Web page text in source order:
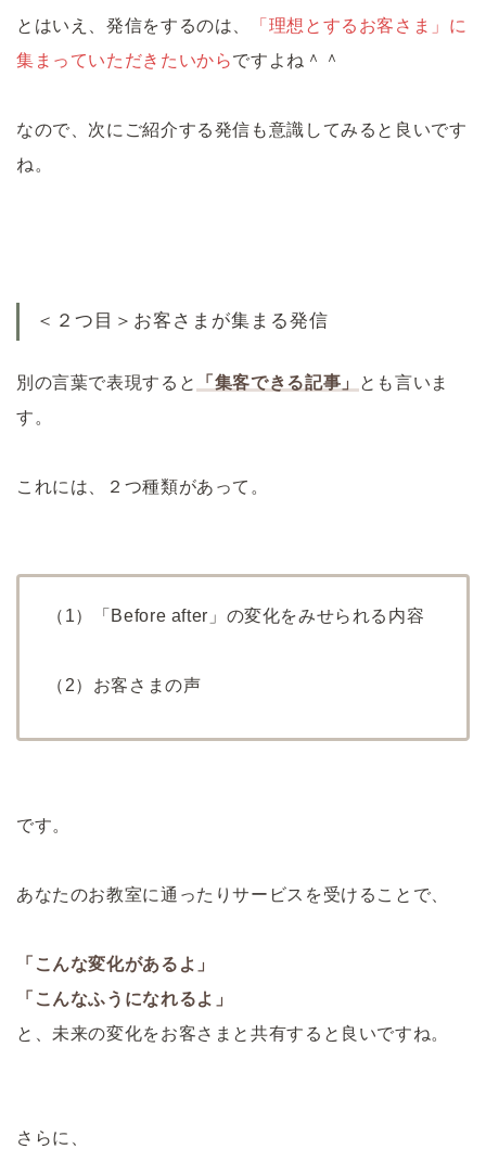
とはいえ、発信をするのは、
「理想とするお客さま」に
集まっていただきたいからですよね＾＾
なので、次にご紹介する発信も意識してみると良いです
ね。
＜２つ目＞お客さまが集まる発信
別の言葉で表現すると 「集客できる記事」
とも言いま
す。
これには、２つ種類があって。
（1）「Before after」の変化をみせられる内容
（2）お客さまの声
です。
あなたのお教室に通ったりサービスを受けることで、
「こんな変化があるよ」
「こんなふうになれるよ」
と、未来の変化をお客さまと共有すると良いですね。
さらに、